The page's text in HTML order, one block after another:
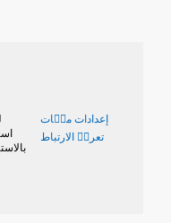
إعدادات ملٝات
تعريٝ الارتباط